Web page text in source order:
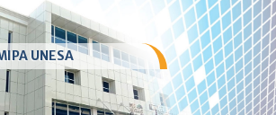
UNESA